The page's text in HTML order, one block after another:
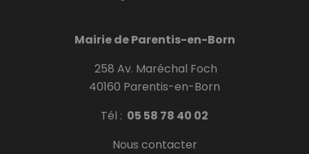
Mairie de Parentis-en-Born
258 Av. Maréchal Foch
40160 Parentis-en-Born
Tél : 05 58 78 40 02
Nous contacter